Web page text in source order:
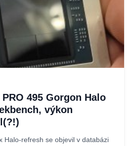
495 Gorgon Halo
výkon
Halo-refresh se objevil v databázi